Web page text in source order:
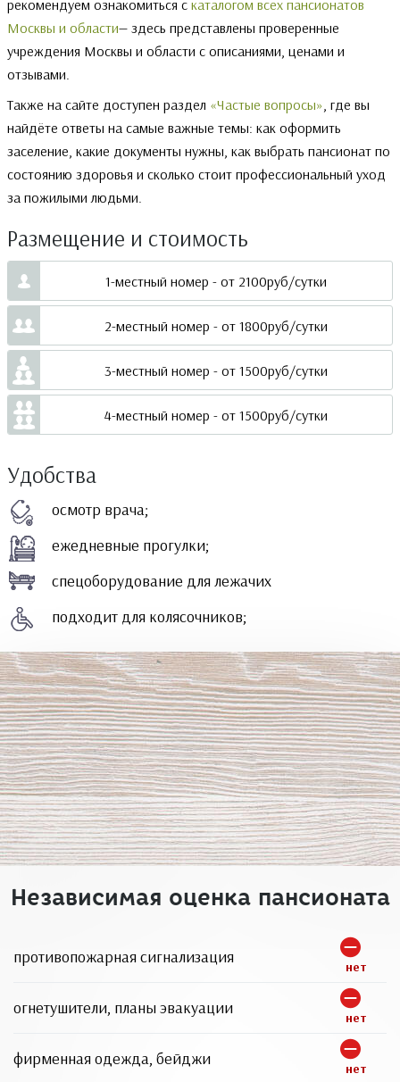
рекомендуем ознакомиться с каталогом всех пансионатов
Москвы и области— здесь представлены проверенные
учреждения Москвы и области с описаниями, ценами и
отзывами.
Также на сайте доступен раздел «Частые вопросы», где вы
найдёте ответы на самые важные темы: как оформить
заселение, какие документы нужны, как выбрать пансионат по
состоянию здоровья и сколько стоит профессиональный уход
за пожилыми людьми.
Размещение и стоимость
1-местный номер - от 2100руб/сутки
2-местный номер - от 1800руб/сутки
3-местный номер - от 1500руб/сутки
4-местный номер - от 1500руб/сутки
Удобства
осмотр врача;
ежедневные прогулки;
спецоборудование для лежачих
подходит для колясочников;
Независимая оценка пансионата
противопожарная сигнализация нет
огнетушители, планы эвакуации нет
фирменная одежда, бейджи нет